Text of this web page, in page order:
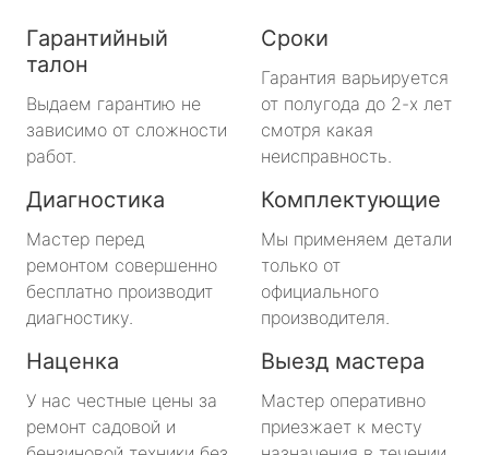
Гарантийный
талон
Выдаем гарантию не
зависимо от сложности
работ.
Сроки
Гарантия варьируется
от полугода до 2-х лет
смотря какая
неисправность.
Диагностика
Мастер перед
ремонтом совершенно
бесплатно производит
диагностику.
Комплектующие
Мы применяем детали
только от
официального
производителя.
Наценка
У нас честные цены за
ремонт садовой и
Выезд мастера
Мастер оперативно
приезжает к месту